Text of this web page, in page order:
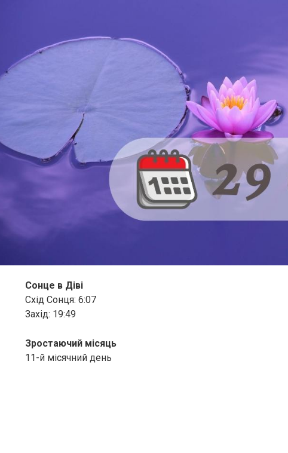
Сонце в Діві
Схід Сонця: 6:07
Захід: 19:49
Зростаючий місяць
11-й місячний день